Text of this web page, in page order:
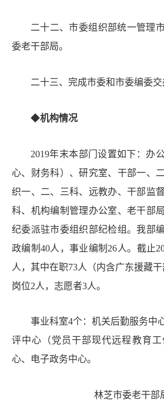
二十二、市委组织部统一管理
委老干部局。
二十三、 完成市委和市委编委交
◆机构情况
2019年末本部门设置如下： 办
心、财务科）、研究室、干部一、
织一、二、三科、 远教办、干部监
科、机构编制管理办公室、老干部局
纪委派驻市委组织部纪检组。我部
政编制40人，事业编制26人。 截止
人，其中在职73人（内含广东援藏干
岗位2人，志愿者3人。
事业科室4个：机关后勤服务中
评中心（党员干部现代远程教育工
心、电子政务中心。
林芝市委老干部